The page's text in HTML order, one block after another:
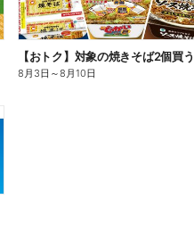
8月3日 ～8月10日